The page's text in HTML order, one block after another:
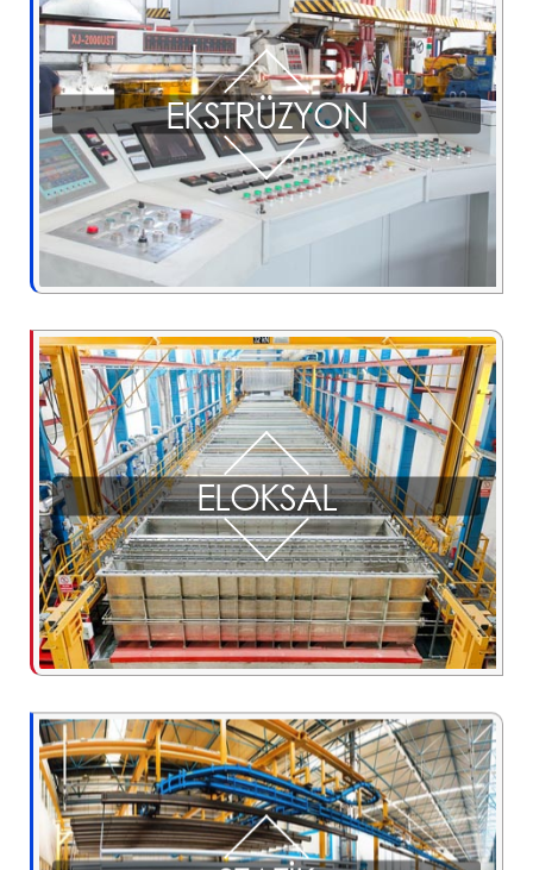
EKSTRÜZYON
ELOKSAL